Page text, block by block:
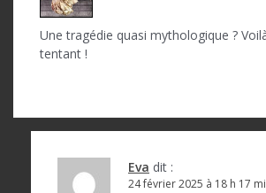
’
Une tragédie quasi mythologique ?
tentant !
Eva dit :
24 février 2025 à 18 h 17